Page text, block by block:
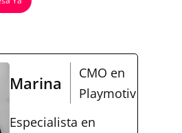
Marina
CMO en
Playmotiv
Especialista en